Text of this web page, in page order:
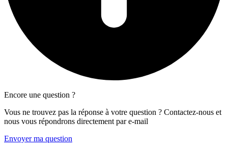
Encore une question ?
Vous ne trouvez pas la réponse à votre question ? Contactez-nous et
nous vous répondrons directement par e-mail
Envoyer ma question